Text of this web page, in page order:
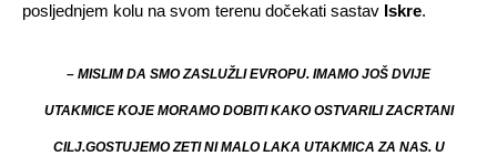
posljednjem kolu na svom terenu dočekati sastav Iskre.
– MISLIM DA SMO ZASLUŽLI EVROPU. IMAMO JOŠ DVIJE
UTAKMICE KOJE MORAMO DOBITI KAKO OSTVARILI ZACRTANI
CILJ.GOSTUJEMO ZETI NI MALO LAKA UTAKMICA ZA NAS. U